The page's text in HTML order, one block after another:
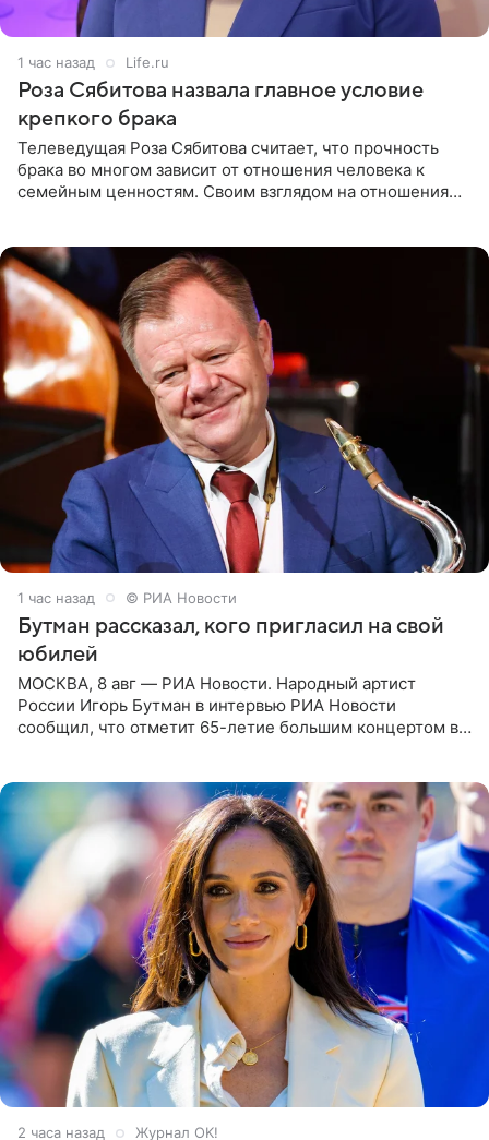
1 час назад Life.ru
Роза Сябитова назвала главное условие
крепкого брака
Телеведущая Роза Сябитова считает, что прочность
брака во многом зависит от отношения человека к
семейным ценностям. Своим взглядом на отношения
1 час назад © РИА Новости
Бутман рассказал, кого пригласил на свой
юбилей
МОСКВА, 8 авг — РИА Новости. Народный артист
России Игорь Бутман в интервью РИА Новости
сообщил, что отметит 65-летие большим концертом в
2 часа назад Журнал OK!